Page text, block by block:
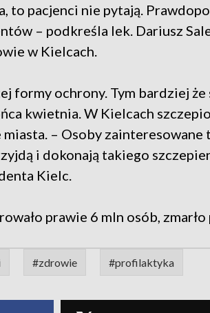
to pacjenci nie pytają.
– podkreśla lek. Dariusz
w Kielcach.
formy ochrony. Tym bardziej że
kwietnia. W Kielcach
– Osoby zainteresowane
i dokonają takiego
Kielc.
prawie 6 mln osób,
#zdrowie #profilaktyka